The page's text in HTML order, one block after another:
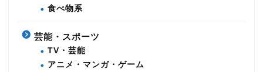
食べ物系
芸能・スポーツ
TV・芸能
アニメ・マンガ・ゲーム